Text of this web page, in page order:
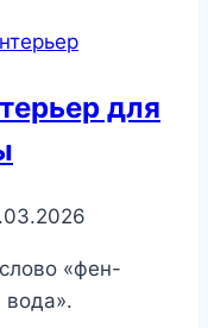
для
«фен-
вода».